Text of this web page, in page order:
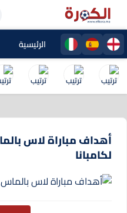
الرئيسية
أهداف مباراة لاس
لكامبانا